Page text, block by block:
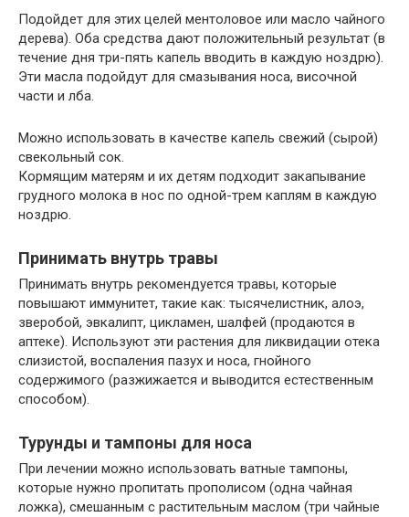
Подойдет для этих целей ментоловое или масло чайного
дерева). Оба средства дают положительный результат (в
течение дня три-пять капель вводить в каждую ноздрю).
Эти масла подойдут для смазывания носа, височной
части и лба.
Можно использовать в качестве капель свежий (сырой)
свекольный сок.
Кормящим матерям и их детям подходит закапывание
грудного молока в нос по одной-трем каплям в каждую
ноздрю.
Принимать внутрь травы
Принимать внутрь рекомендуется травы, которые
повышают иммунитет, такие как: тысячелистник, алоэ,
зверобой, эвкалипт, цикламен, шалфей (продаются в
аптеке). Используют эти растения для ликвидации отека
слизистой, воспаления пазух и носа, гнойного
содержимого (разжижается и выводится естественным
способом).
Турунды и тампоны для носа
При лечении можно использовать ватные тампоны,
которые нужно пропитать прополисом (одна чайная
ложка), смешанным с растительным маслом (три чайные